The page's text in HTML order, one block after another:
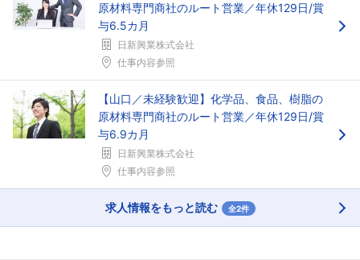
フォローしました
こちらの企業もフォローしませんか？
原材料専門商社のルート営業／年休129日/賞
与6.5カ月
日新興業株式会社
仕事内容参照
【山口／未経験歓迎】化学品、食品、樹脂の
原材料専門商社のルート営業／年休129日/賞
与6.9カ月
日新興業株式会社
仕事内容参照
求人情報をもっと読む 全2件